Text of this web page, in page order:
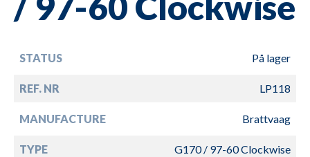
STATUS På lager
REF. NR LP118
MANUFACTURE Brattvaag
TYPE G170 / 97-60 Clockwise